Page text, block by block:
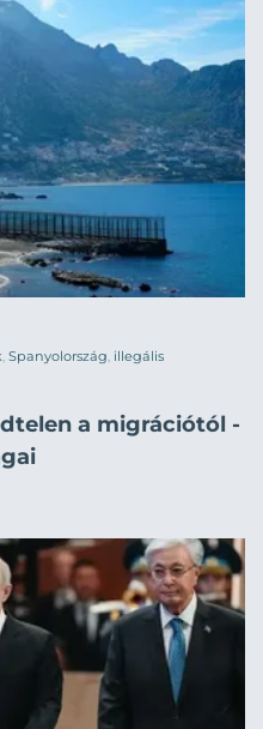
, Spanyolország, illegális
a migrációtól -